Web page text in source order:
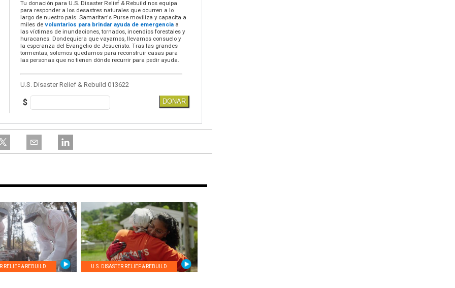
Tu donación para U.S. Disaster Relief & Rebuild nos equipa
para responder a los desastres naturales que ocurren a lo
largo de nuestro país. Samaritan's Purse moviliza y capacita a
miles de voluntarios para brindar ayuda de emergenciaa
las víctimas de inundaciones, tornados, incendios forestales y
huracanes. Dondequiera que vayamos, llevamos consuelo y
la esperanza del Evangelio de Jesucristo. Tras las grandes
tormentas, solemos quedarnos para reconstruir casas para
las personas que no tienen dónde recurrir para pedir ayuda.
U.S. Disaster Relief & Rebuild 013622
$ DONAR
RELIEF & REBUILD U.S. DISASTER RELIEF & REBUILD